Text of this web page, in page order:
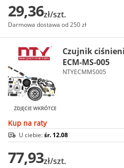
29,36zł/szt.
Darmowa dostawa od 250 zł
Czujnik
ECM-MS-005
NTYECMMS005
Kup na raty
U ciebie:śr. 12.08
77,93zł/szt.